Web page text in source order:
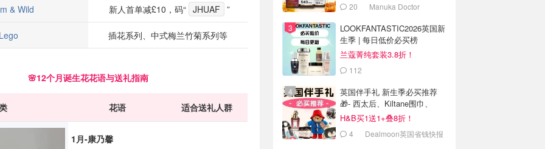
& Wild 新人首单减£10，码“ JHUAF ”
插花系列、中式梅兰竹菊系列等
🌸12个月诞生花花语与送礼指南
花语 适合送礼人群
1月-康乃馨
20 Manuka Doctor
LOOKFANTASTIC2026英国新
生季 | 每日低价必买榜
兰蔻菁纯套装3.8折！
112
英国伴手礼 新生季必买推荐
🎁- 西太后、Kiltane围巾、
Burberry
H&B买1送1+叠8折！
4 Dealmoon英国省钱快报